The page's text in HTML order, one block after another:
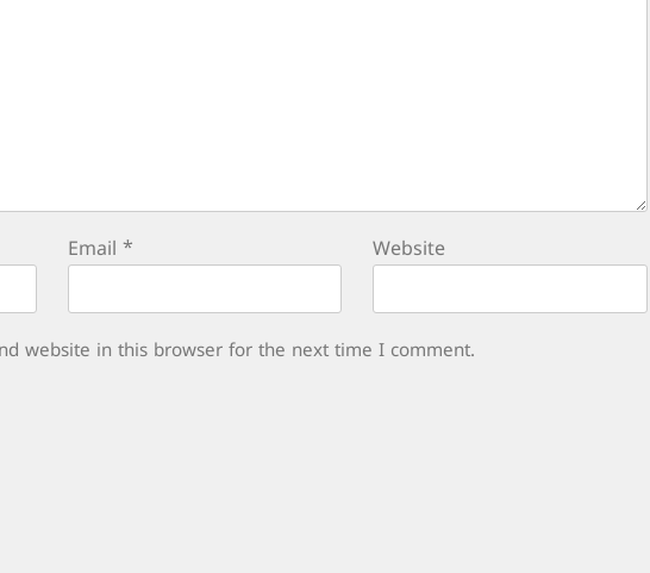
Email * Website
website in this browser for the next time I comment.